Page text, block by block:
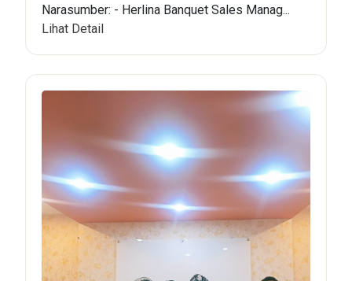
Narasumber: - Herlina Banquet Sales Manag...
Lihat Detail